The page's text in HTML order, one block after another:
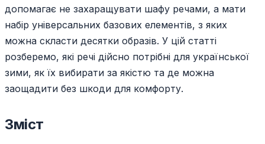
допомагає не захаращувати шафу речами, а мати
набір універсальних базових елементів, з яких
можна скласти десятки образів. У цій статті
розберемо, які речі дійсно потрібні для української
зими, як їх вибирати за якістю та де можна
заощадити без шкоди для комфорту.
Зміст